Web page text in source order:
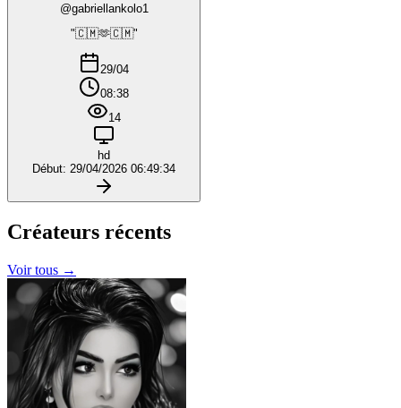
@gabriellankolo1
"🇨🇲🫶🇨🇲"
29/04
08:38
14
hd
Début: 29/04/2026 06:49:34
Créateurs récents
Voir tous →